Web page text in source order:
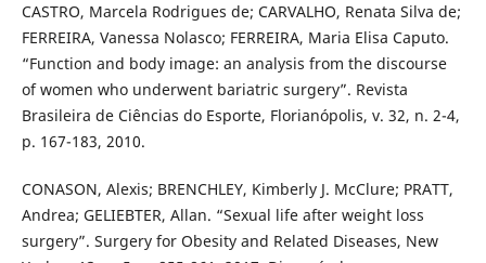
CASTRO, Marcela Rodrigues de; CARVALHO, Renata Silva de;
FERREIRA, Vanessa Nolasco; FERREIRA, Maria Elisa Caputo.
“Function and body image: an analysis from the discourse
of women who underwent bariatric surgery”. Revista
Brasileira de Ciências do Esporte, Florianópolis, v. 32, n. 2-4,
p. 167-183, 2010.
CONASON, Alexis; BRENCHLEY, Kimberly J. McClure; PRATT,
Andrea; GELIEBTER, Allan. “Sexual life after weight loss
surgery”. Surgery for Obesity and Related Diseases, New